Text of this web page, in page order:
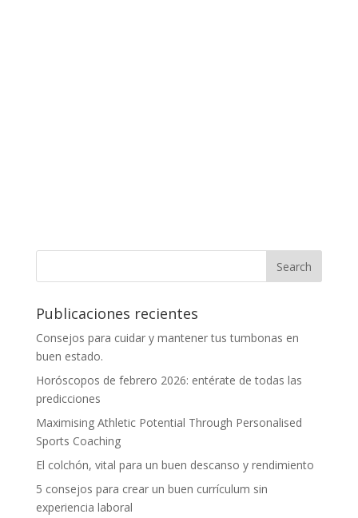
Publicaciones recientes
Consejos para cuidar y mantener tus tumbonas en
buen estado.
Horóscopos de febrero 2026: entérate de todas las
predicciones
Maximising Athletic Potential Through Personalised
Sports Coaching
El colchón, vital para un buen descanso y rendimiento
5 consejos para crear un buen currículum sin
experiencia laboral